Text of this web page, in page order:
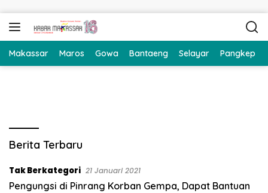
Makassar Maros Gowa Bantaeng Selayar Pangkep
a
b
a
Berita Terbaru
Tak Berkategori 21 Januari 2021
Pengungsi di Pinrang Korban Gempa, Dapat Bantuan